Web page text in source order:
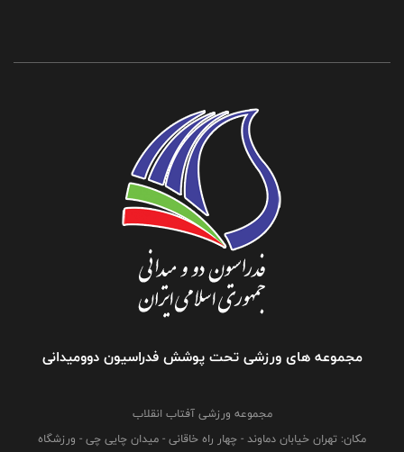
مجموعه های ورزشی تحت پوشش فدراسیون دوومیدانی
مجموعه ورزشی آفتاب انقلاب
مکان: تهران خیابان دماوند - چهار راه خاقانی - میدان چایی چی - ورزشگاه